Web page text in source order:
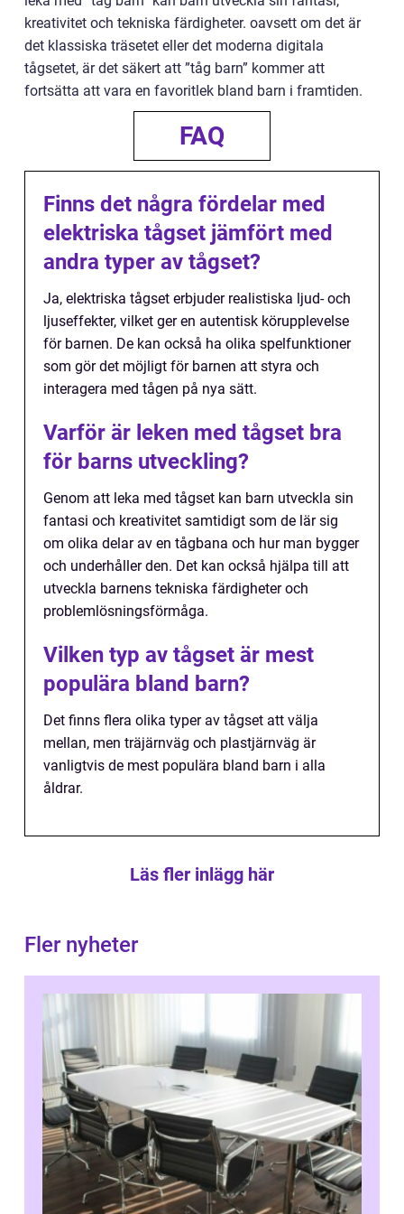
kreativitet och tekniska färdigheter. oavsett om det är
det klassiska träsetet eller det moderna digitala
tågsetet, är det säkert att ”tåg barn” kommer att
fortsätta att vara en favoritlek bland barn i framtiden.
FAQ
Finns det några fördelar med
elektriska tågset jämfört med
andra typer av tågset?
Ja, elektriska tågset erbjuder realistiska ljud- och
ljuseffekter, vilket ger en autentisk körupplevelse
för barnen. De kan också ha olika spelfunktioner
som gör det möjligt för barnen att styra och
interagera med tågen på nya sätt.
Varför är leken med tågset bra
för barns utveckling?
Genom att leka med tågset kan barn utveckla sin
fantasi och kreativitet samtidigt som de lär sig
om olika delar av en tågbana och hur man bygger
och underhåller den. Det kan också hjälpa till att
utveckla barnens tekniska färdigheter och
problemlösningsförmåga.
Vilken typ av tågset är mest
populära bland barn?
Det finns flera olika typer av tågset att välja
mellan, men träjärnväg och plastjärnväg är
vanligtvis de mest populära bland barn i alla
åldrar.
Läs fler inlägg här
Fler nyheter